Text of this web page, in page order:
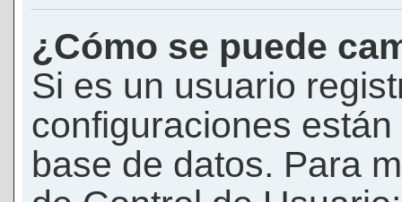
¿Cómo se puede
Si es un usuario
configuraciones
base de datos. Para